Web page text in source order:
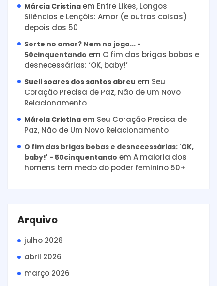
Márcia Cristina em Entre Likes, Longos
Silêncios e Lençóis: Amor (e outras coisas)
depois dos 50
Sorte no amor? Nem no jogo... -
50cinquentando em O fim das brigas bobas e
desnecessárias: ‘OK, baby!’
Sueli soares dos santos abreu em Seu
Coração Precisa de Paz, Não de Um Novo
Relacionamento
Márcia Cristina em Seu Coração Precisa de
Paz, Não de Um Novo Relacionamento
O fim das brigas bobas e desnecessárias: 'OK,
baby!' - 50cinquentando em A maioria dos
homens tem medo do poder feminino 50+
Arquivo
julho 2026
abril 2026
março 2026